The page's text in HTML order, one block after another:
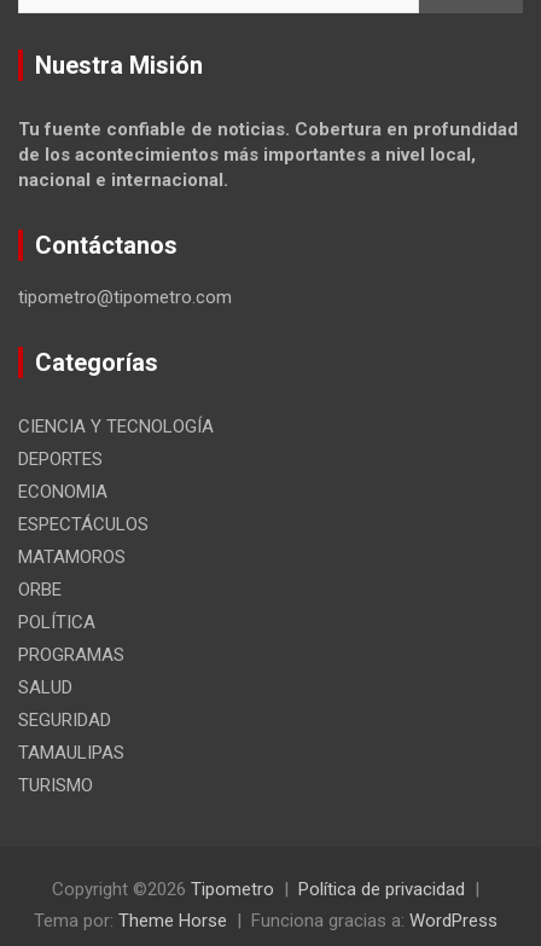
Nuestra Misión
Tu fuente confiable de noticias. Cobertura en profundidad
de los acontecimientos más importantes a nivel local,
nacional e internacional.
Contáctanos
tipometro@tipometro.com
Categorías
CIENCIA Y TECNOLOGÍA
DEPORTES
ECONOMIA
ESPECTÁCULOS
MATAMOROS
ORBE
POLÍTICA
PROGRAMAS
SALUD
SEGURIDAD
TAMAULIPAS
TURISMO
Copyright ©2026 Tipometro
Política de privacidad
Tema por: Theme Horse Funciona gracias a: WordPress